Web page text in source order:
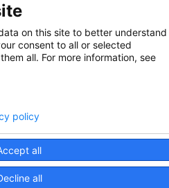
on this site to better understand
consent to all or selected
all. For more information, see
all
all
policy